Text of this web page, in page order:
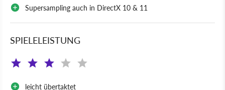
Supersampling auch in DirectX 10 & 11
SPIELELEISTUNG
leicht übertaktet